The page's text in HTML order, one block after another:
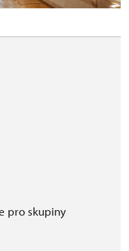
pro skupiny